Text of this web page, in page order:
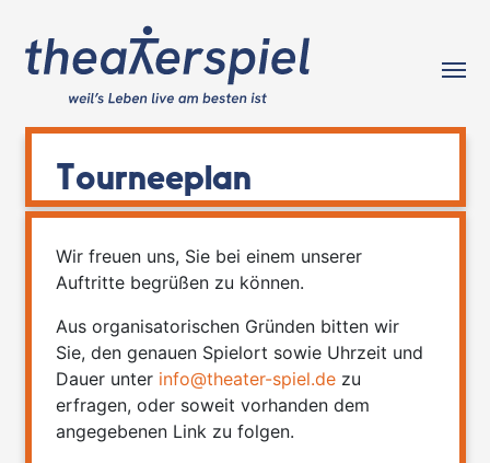
Tourneeplan
Wir freuen uns, Sie bei einem unserer
Auftritte begrüßen zu können.
Aus organisatorischen Gründen bitten wir
Sie, den genauen Spielort sowie Uhrzeit und
Dauer unter info@theater-spiel.de zu
erfragen, oder soweit vorhanden dem
angegebenen Link zu folgen.